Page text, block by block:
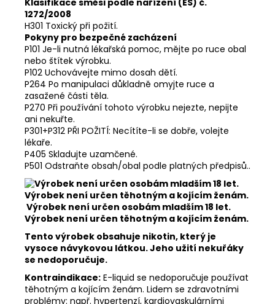
Klasifikace směsi podle nařízení (ES) č.
1272/2008
H301 Toxický při požití.
Pokyny pro bezpečné zacházení
P101 Je-li nutná lékařská pomoc, mějte po ruce obal
nebo štítek výrobku.
P102 Uchovávejte mimo dosah dětí.
P264 Po manipulaci důkladně omyjte ruce a
zasažené části těla.
P270 Při používání tohoto výrobku nejezte, nepijte
ani nekuřte.
P301+P312 PŘI POŽITÍ: Necítíte-li se dobře, volejte
lékaře.
P405 Skladujte uzamčené.
P501 Odstraňte obsah/obal podle platných předpisů..
Výrobek není určen osobám mladším 18 let.
Výrobek není určen těhotným a kojícím ženám.
Tento výrobek obsahuje nikotin, který je
vysoce návykovou látkou. Jeho užití nekuřáky
se nedoporučuje.
Kontraindikace: E-liquid se nedoporučuje používat
těhotným a kojícím ženám. Lidem se zdravotními
problémy: např. hypertenzí, kardiovaskulárními